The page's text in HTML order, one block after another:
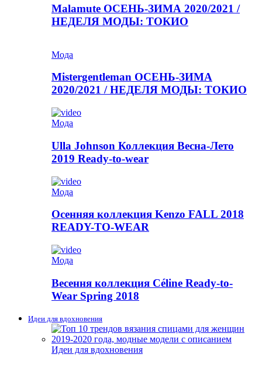
Malamute ОСЕНЬ-ЗИМА 2020/2021 /
НЕДЕЛЯ МОДЫ: ТОКИО
Мода
Mistergentleman ОСЕНЬ-ЗИМА
2020/2021 / НЕДЕЛЯ МОДЫ: ТОКИО
Мода
Ulla Johnson Коллекция Весна-Лето
2019 Ready-to-wear
Мода
Осенняя коллекция Kenzo FALL 2018
READY-TO-WEAR
Мода
Весення коллекция Céline Ready-to-
Wear Spring 2018
Идеи для вдохновения
Идеи для вдохновения